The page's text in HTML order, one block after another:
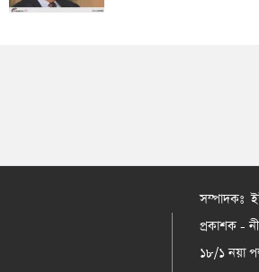
সম্পাদকঃ
প্রকাশক -
১৮/১ নয়া